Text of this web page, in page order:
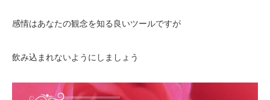
感情はあなたの観念を知る良いツールですが
飲み込まれないようにしましょう